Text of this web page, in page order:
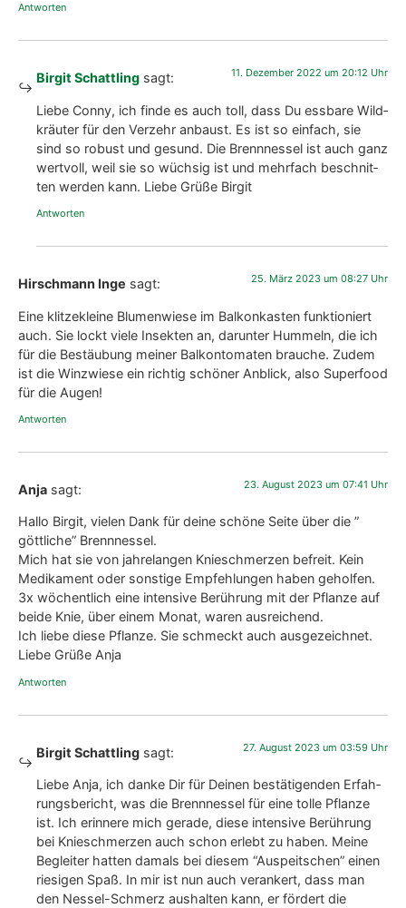
Antworten
Birgit Schattling sagt: 11. Dezember 2022 um 20:12 Uhr
Lie­be Con­ny, ich fin­de es auch toll, dass Du ess­ba­re Wild­
kräu­ter für den Ver­zehr anbaust. Es ist so ein­fach, sie
sind so robust und gesund. Die Brenn­nes­sel ist auch ganz
wert­voll, weil sie so wüch­sig ist und mehr­fach beschnit­
ten wer­den kann. Lie­be Grü­ße Bir­git
Antworten
Hirschmann Inge sagt: 25. März 2023 um 08:27 Uhr
Eine klit­ze­klei­ne Blu­men­wie­se im Bal­kon­kas­ten funk­tio­niert
auch. Sie lockt vie­le Insek­ten an, dar­un­ter Hum­meln, die ich
für die Bestäu­bung mei­ner Bal­kon­to­ma­ten brau­che. Zudem
ist die Win­zwie­se ein rich­tig schö­ner Anblick, also Super­food
für die Augen!
Antworten
Anja sagt: 23. August 2023 um 07:41 Uhr
Hal­lo Bir­git, vie­len Dank für dei­ne schö­ne Sei­te über die ”
gött­li­che” Brenn­nes­sel.
Mich hat sie von jah­re­lan­gen Knie­schmer­zen befreit. Kein
Medi­ka­ment oder sons­ti­ge Emp­feh­lun­gen haben gehol­fen.
3x wöchent­lich eine inten­si­ve Berüh­rung mit der Pflan­ze auf
bei­de Knie, über einem Monat, waren aus­rei­chend.
Ich lie­be die­se Pflan­ze. Sie schmeckt auch aus­ge­zeich­net.
Lie­be Grü­ße Anja
Antworten
Birgit Schattling sagt: 27. August 2023 um 03:59 Uhr
Lie­be Anja, ich dan­ke Dir für Dei­nen bestä­ti­gen­den Erfah­
rungs­be­richt, was die Brenn­nes­sel für eine tol­le Pflan­ze
ist. Ich erin­ne­re mich gera­de, die­se inten­si­ve Berüh­rung
bei Knie­schmer­zen auch schon erlebt zu haben. Mei­ne
Beglei­ter hat­ten damals bei die­sem “Aus­peit­schen” einen
rie­si­gen Spaß. In mir ist nun auch ver­an­kert, dass man
den Nes­sel-Schmerz aus­hal­ten kann, er för­dert die